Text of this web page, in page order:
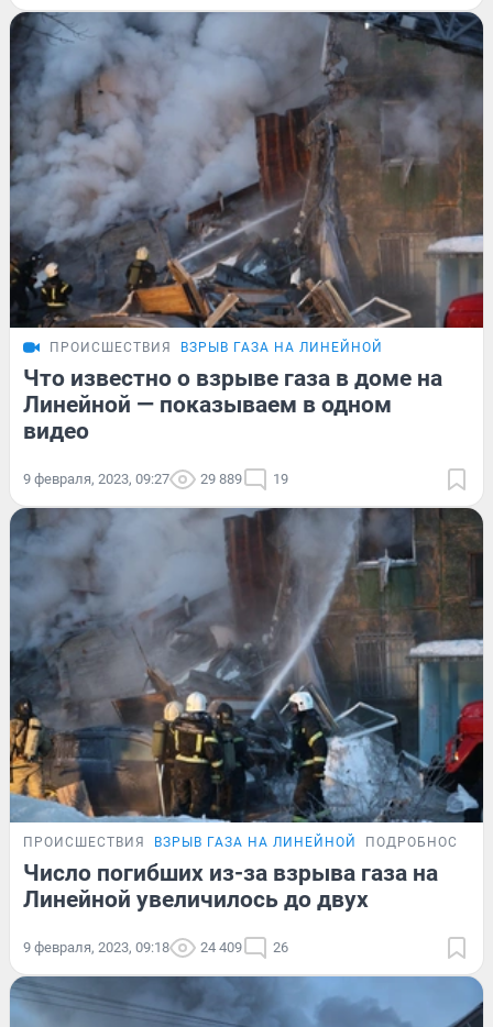
ПРОИСШЕСТВИЯ ВЗРЫВ ГАЗА НА ЛИНЕЙНОЙ
Что известно о взрыве газа в доме на
Линейной — показываем в одном
видео
9 февраля, 2023, 09:27 29 889 19
ПРОИСШЕСТВИЯ ВЗРЫВ ГАЗА НА ЛИНЕЙНОЙ ПОДРОБНОСТИ
Число погибших из-за взрыва газа на
Линейной увеличилось до двух
9 февраля, 2023, 09:18 24 409 26